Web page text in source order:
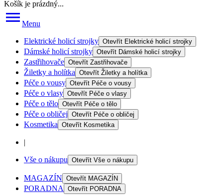
Košík je prázdný...
Menu
Elektrické holicí strojky Otevřít Elektrické holicí strojky
Dámské holicí strojky Otevřít Dámské holicí strojky
Zastřihovače Otevřít Zastřihovače
Žiletky a holítka Otevřít Žiletky a holítka
Péče o vousy Otevřít Péče o vousy
Péče o vlasy Otevřít Péče o vlasy
Péče o tělo Otevřít Péče o tělo
Péče o obličej Otevřít Péče o obličej
Kosmetika Otevřít Kosmetika
|
Vše o nákupu Otevřít Vše o nákupu
MAGAZÍN Otevřít MAGAZÍN
PORADNA Otevřít PORADNA